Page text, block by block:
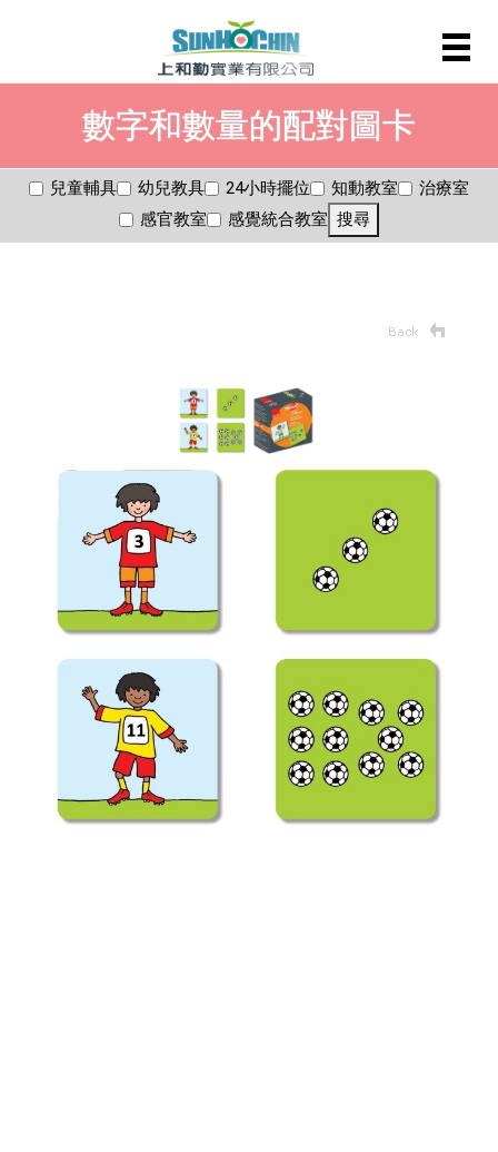
數字和數量的配對圖卡
兒童輔具 幼兒教具 24小時擺位 知動教室
治療室
感官教室
感覺統合教室 搜尋